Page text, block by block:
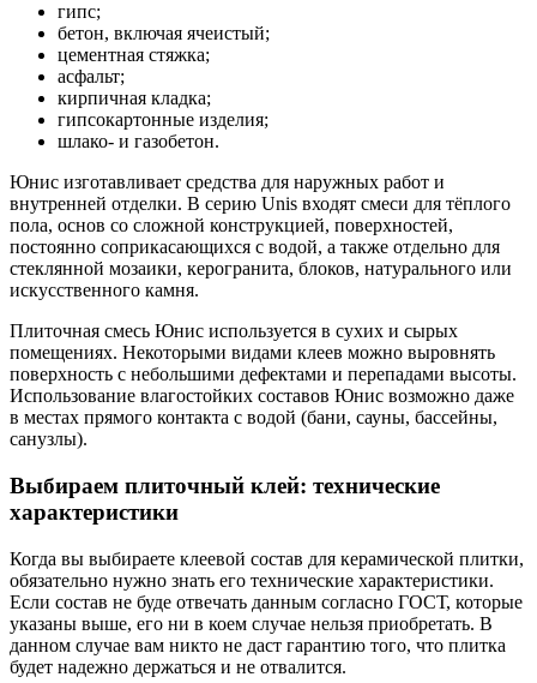
гипс;
бетон, включая ячеистый;
цементная стяжка;
асфальт;
кирпичная кладка;
гипсокартонные изделия;
шлако- и газобетон.
Юнис изготавливает средства для наружных работ и
внутренней отделки. В серию Unis входят смеси для тёплого
пола, основ со сложной конструкцией, поверхностей,
постоянно соприкасающихся с водой, а также отдельно для
стеклянной мозаики, керогранита, блоков, натурального или
искусственного камня.
Плиточная смесь Юнис используется в сухих и сырых
помещениях. Некоторыми видами клеев можно выровнять
поверхность с небольшими дефектами и перепадами высоты.
Использование влагостойких составов Юнис возможно даже
в местах прямого контакта с водой (бани, сауны, бассейны,
санузлы).
Выбираем плиточный клей: технические
характеристики
Когда вы выбираете клеевой состав для керамической плитки,
обязательно нужно знать его технические характеристики.
Если состав не буде отвечать данным согласно ГОСТ, которые
указаны выше, его ни в коем случае нельзя приобретать. В
данном случае вам никто не даст гарантию того, что плитка
будет надежно держаться и не отвалится.